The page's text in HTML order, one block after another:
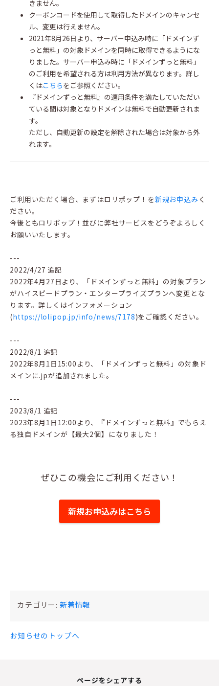
きません。
クーポンコードを使用して取得したドメインのキャンセ
ル、変更は行えません。
2021年8月26日より、サーバー申込み時に「ドメインず
っと無料」の対象ドメインを同時に取得できるようにな
りました。サーバー申込み時に「ドメインずっと無料」
のご利用を希望される方は利用方法が異なります。詳し
くはこちらをご参照ください。
『ドメインずっと無料』の適用条件を満たしていただい
ている間は対象となりドメインは無料で自動更新されま
す。
ただし、自動更新の設定を解除された場合は対象から外
れます。
ご利用いただく場合、まずはロリポップ！を新規お申込み く
ださい。
今後ともロリポップ！並びに弊社サービスをどうぞよろしく
お願いいたします。
---
2022/4/27 追記
2022年4月27日より、「ドメインずっと無料」の対象プラン
がハイスピードプラン・エンタープライズプランへ変更とな
ります。詳しくはインフォメーション
(https://lolipop.jp/info/news/7178)をご確認ください。
---
2022/8/1 追記
2022年8月1日15:00より、「ドメインずっと無料」の対象ド
メインに.jpが追加されました。
---
2023/8/1 追記
2023年8月1日12:00より、『ドメインずっと無料』でもらえ
る独自ドメインが【最大2個】になりました！
ぜひこの機会にご利用ください！
新規お申込みはこちら
カテゴリー: 新着情報
お知らせのトップへ
ページをシェアする